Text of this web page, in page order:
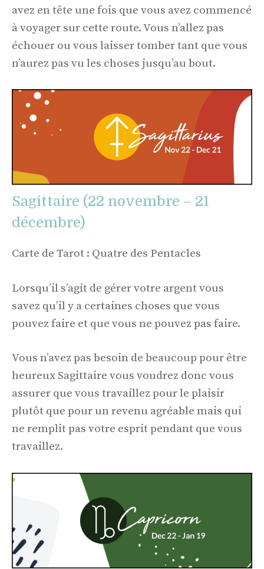
avez en tête une fois que vous avez commencé
à voyager sur cette route. Vous n’allez pas
échouer ou vous laisser tomber tant que vous
n’aurez pas vu les choses jusqu’au bout.
Sagittaire (22 novembre – 21
décembre)
Carte de Tarot : Quatre des Pentacles
Lorsqu’il s’agit de gérer votre argent vous
savez qu’il y a certaines choses que vous
pouvez faire et que vous ne pouvez pas faire.
Vous n’avez pas besoin de beaucoup pour être
heureux Sagittaire vous voudrez donc vous
assurer que vous travaillez pour le plaisir
plutôt que pour un revenu agréable mais qui
ne remplit pas votre esprit pendant que vous
travaillez.